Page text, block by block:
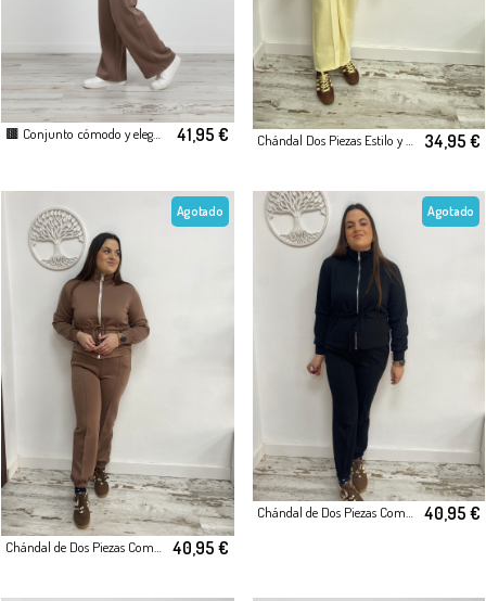
🟫 Conjunto cómodo y elegante para mujer 41,95 € 34,95 €
Agotado
Chándal de Dos Piezas Comodidad y Estilo 40,95 €
Agotado
40,95 €